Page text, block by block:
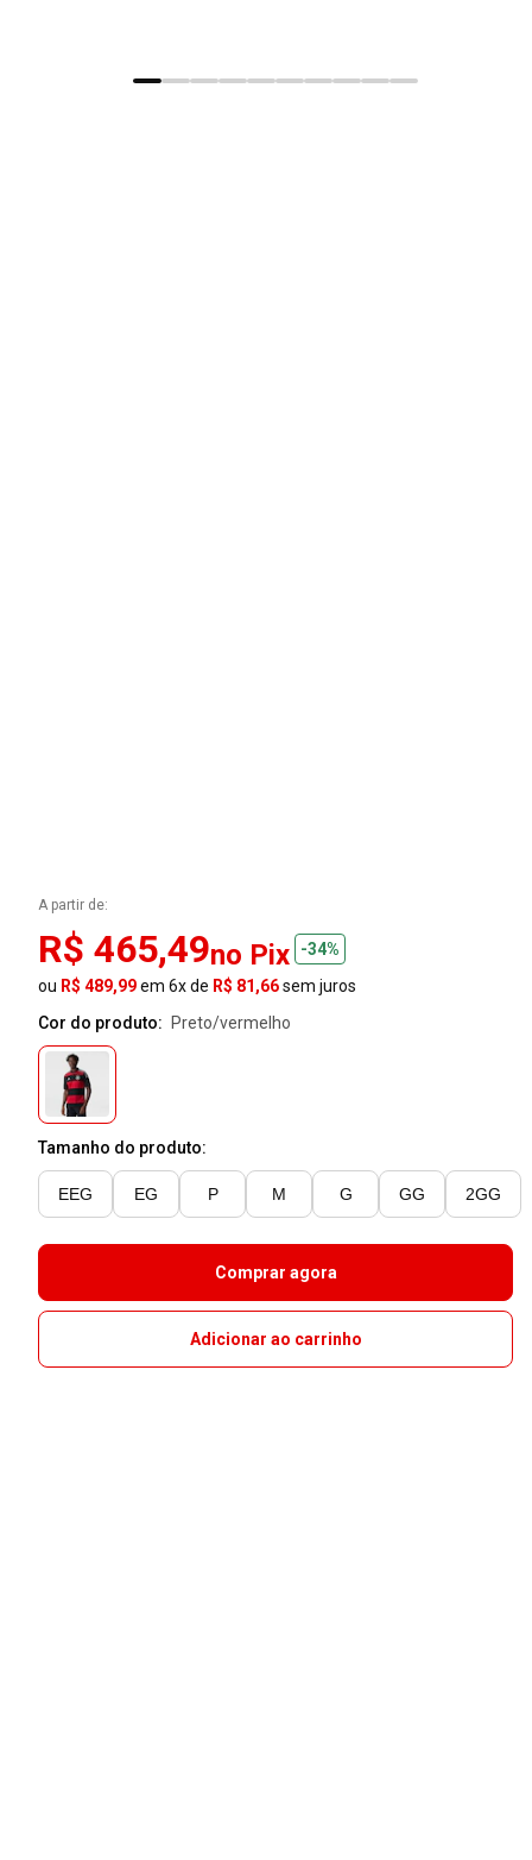
A partir de:
R$ 465,49no Pix
-34%
ou R$ 489,99em 6x de R$ 81,66sem juros
Cor do produto:
preto/vermelho
Tamanho do produto:
EEG EG P M G GG 2GG
Comprar agora
Adicionar ao carrinho